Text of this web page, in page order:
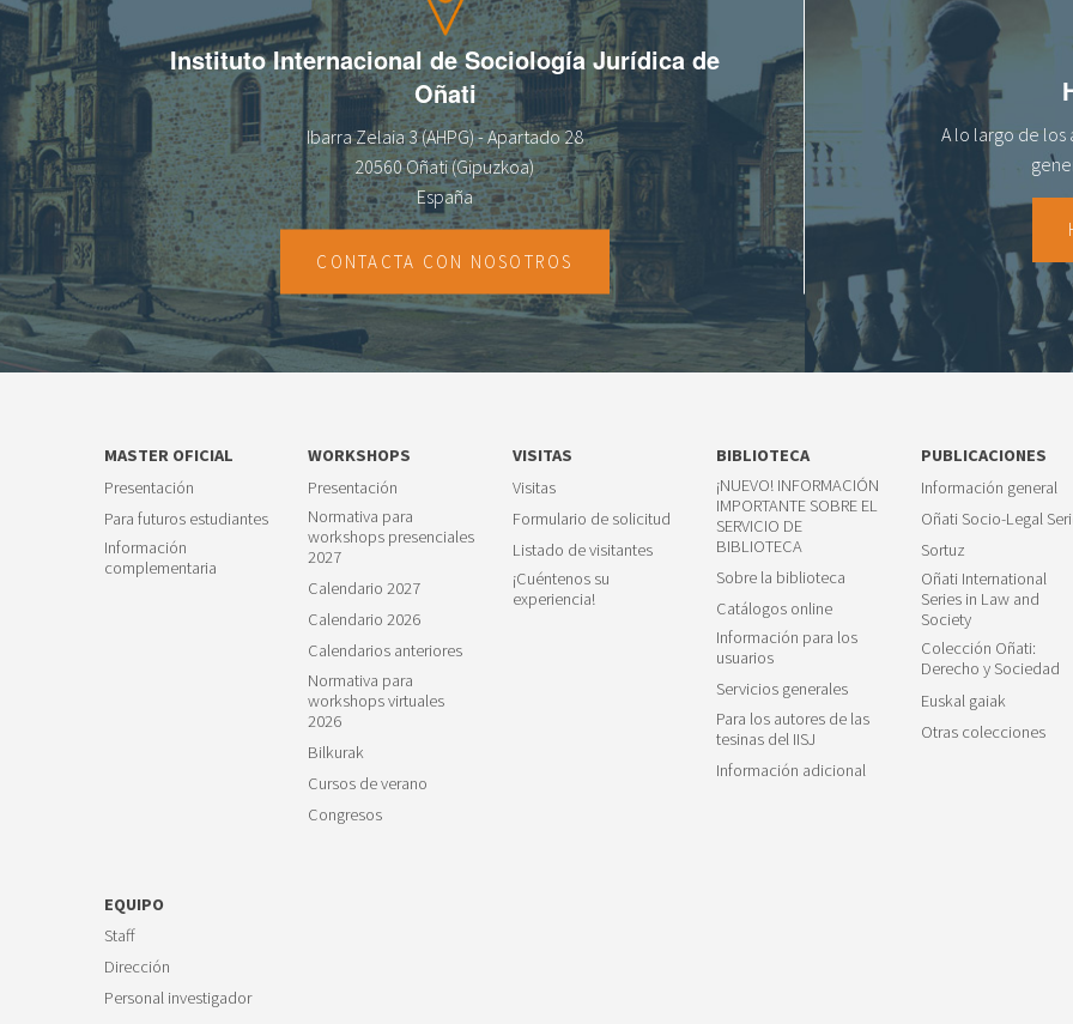
15
16
17
18
19
22
23
Instituto Internacional de Sociología Jurídica de
Oñati
Ibarra Zelaia 3 (AHPG) - Apartado 28
20560 Oñati (Gipuzkoa)
España
CONTACTA CON NOSOTROS
A lo largo de los
MASTER OFICIAL
Presentación
Para futuros estudiantes
Información
complementaria
WORKSHOPS
Presentación
Normativa para
workshops presenciales
2027
Calendario 2027
Calendario 2026
Calendarios anteriores
Normativa para
workshops virtuales
2026
Bilkurak
Cursos de verano
Congresos
VISITAS
Visitas
Formulario de solicitud
Listado de visitantes
¡Cuéntenos su
experiencia!
BIBLIOTECA
¡NUEVO! INFORMACIÓN
IMPORTANTE SOBRE EL
SERVICIO DE
BIBLIOTECA
Sobre la biblioteca
Catálogos online
Información para los
usuarios
Servicios generales
Para los autores de las
tesinas del IISJ
Información adicional
PUBLICACIONES
Información general
Oñati Socio-Legal
Sortuz
Oñati International
Series in Law and
Society
Colección Oñati:
Derecho y Sociedad
Euskal gaiak
Otras colecciones
EQUIPO
Staff
Dirección
Personal investigador